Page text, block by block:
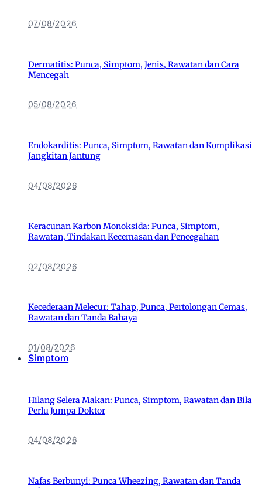
07/08/2026
Dermatitis: Punca, Simptom, Jenis, Rawatan dan Cara
Mencegah
05/08/2026
Endokarditis: Punca, Simptom, Rawatan dan Komplikasi
Jangkitan Jantung
04/08/2026
Keracunan Karbon Monoksida: Punca, Simptom,
Rawatan, Tindakan Kecemasan dan Pencegahan
02/08/2026
Kecederaan Melecur: Tahap, Punca, Pertolongan Cemas,
Rawatan dan Tanda Bahaya
01/08/2026
Simptom
Hilang Selera Makan: Punca, Simptom, Rawatan dan Bila
Perlu Jumpa Doktor
04/08/2026
Nafas Berbunyi: Punca Wheezing, Rawatan dan Tanda